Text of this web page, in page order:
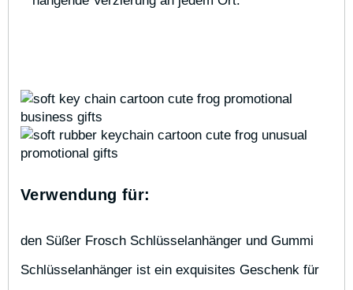
Verwendung für:
den Süßer Frosch Schlüsselanhänger und Gummi
Schlüsselanhänger ist ein exquisites Geschenk für